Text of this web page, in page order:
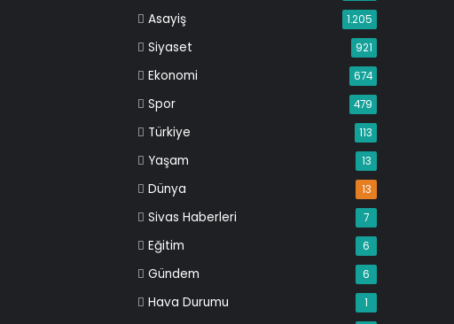
Asayiş 1.205
Siyaset 921
Ekonomi 674
Spor 479
Türkiye 113
Yaşam 13
Dünya 13
Sivas Haberleri 7
Eğitim 6
Gündem 6
Hava Durumu 1